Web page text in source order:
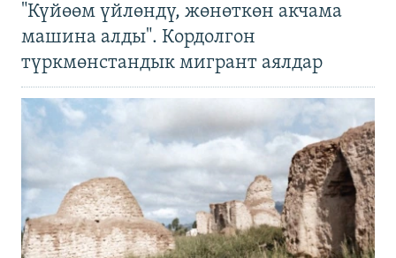
"Күйөөм үйлөндү, жөнөткөн акчама
машина алды". Кордолгон
түркмөнстандык мигрант аялдар